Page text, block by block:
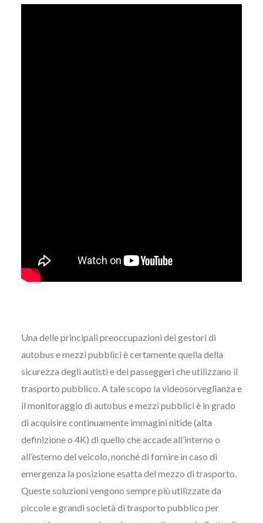
Una delle principali preoccupazioni dei gestori di
autobus e mezzi pubblici è certamente quella della
sicurezza degli autisti e dei passeggeri che utilizzano il
trasporto pubblico. A tale scopo la videosorveglianza e
il monitoraggio di autobus e mezzi pubblici è in grado
di acquisire continuamente immagini nitide (alta
definizione o 4K) di quello che accade all’interno o
all’esterno del veicolo, nonché di fornire in caso di
emergenza la posizione esatta del mezzo di trasporto.
Queste soluzioni vengono sempre più utilizzate da
piccole e grandi società di trasporto pubblico per